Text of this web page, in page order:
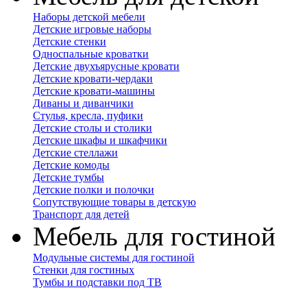
Наборы детской мебели
Детские игровые наборы
Детские стенки
Односпальные кроватки
Детские двухъярусные кровати
Детские кровати-чердаки
Детские кровати-машины
Диваны и диванчики
Стулья, кресла, пуфики
Детские столы и столики
Детские шкафы и шкафчики
Детские стеллажи
Детские комоды
Детские тумбы
Детские полки и полочки
Сопутствующие товары в детскую
Транспорт для детей
Мебель для гостиной
Модульные системы для гостиной
Стенки для гостиных
Тумбы и подставки под ТВ